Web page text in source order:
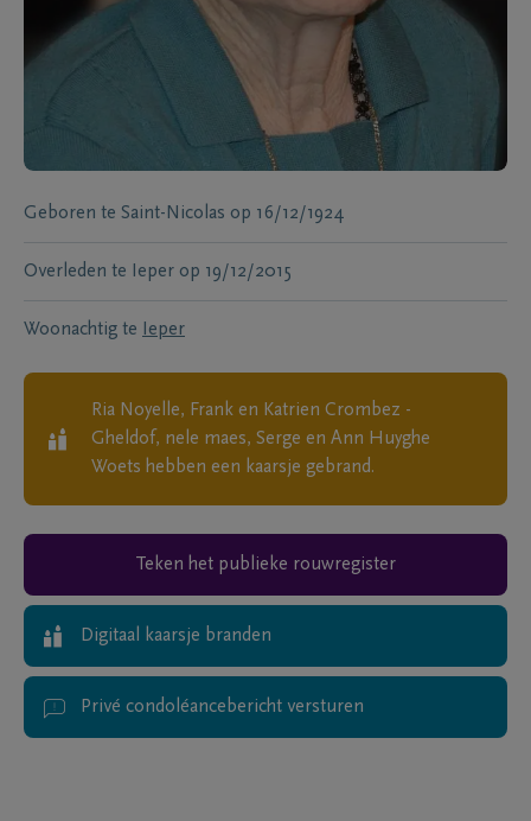
Geboren te Saint-Nicolas op 16/12/1924
Overleden te Ieper op 19/12/2015
Woonachtig te Ieper
Ria Noyelle, Frank en Katrien Crombez -
Gheldof, nele maes, Serge en Ann Huyghe
Woets hebben een kaarsje gebrand.
Teken het publieke rouwregister
Digitaal kaarsje branden
Privé condoléancebericht versturen